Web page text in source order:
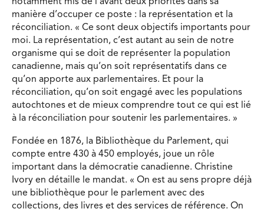
manière d’occuper ce poste : la représentation et la
réconciliation. « Ce sont deux objectifs importants pour
moi. La représentation, c’est autant au sein de notre
organisme qui se doit de représenter la population
canadienne, mais qu’on soit représentatifs dans ce
qu’on apporte aux parlementaires. Et pour la
réconciliation, qu’on soit engagé avec les populations
autochtones et de mieux comprendre tout ce qui est lié
à la réconciliation pour soutenir les parlementaires. »
Fondée en 1876, la Bibliothèque du Parlement, qui
compte entre 430 à 450 employés, joue un rôle
important dans la démocratie canadienne. Christine
Ivory en détaille le mandat. « On est au sens propre déjà
une bibliothèque pour le parlement avec des
collections, des livres et des services de référence. On